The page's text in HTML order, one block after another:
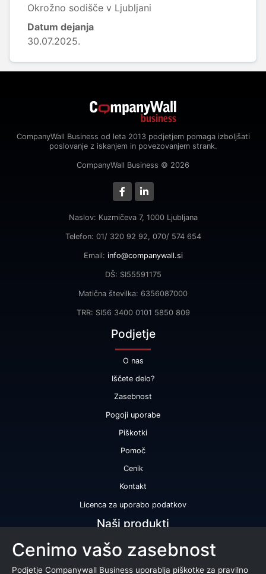
Okrožno sodišče v Ljubljani
Datum dejanja
30.07.2025.
CompanyWall Business od leta 2013 podjetjem pomaga izboljšati
poslovanje z iskanjem in povezovanjem strank.
CompanyWall Business © 2026
Naslov: Kuzmičeva 7, 1000 Ljubljana
Telefon: 01/ 320 92 92, 070/ 574 654
Email: info@companywall.si
DŠ: SI55591175
Matična številka: 6356087000
TRR: SI56 3400 0101 5850 809
Podjetje
O nas
Iščete delo?
Zasebnost
Pogoji uporabe
Piškotki
Pomoč
Cenik
Kontakt
Licenca za uporabo podatkov
Naši produkti
Bonitetna ocena
Bonitetno poročilo
Cenimo vašo zasebnost
Podjetje Companywall Business uporablja piškotke za pravilno